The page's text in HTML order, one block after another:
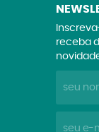
receba